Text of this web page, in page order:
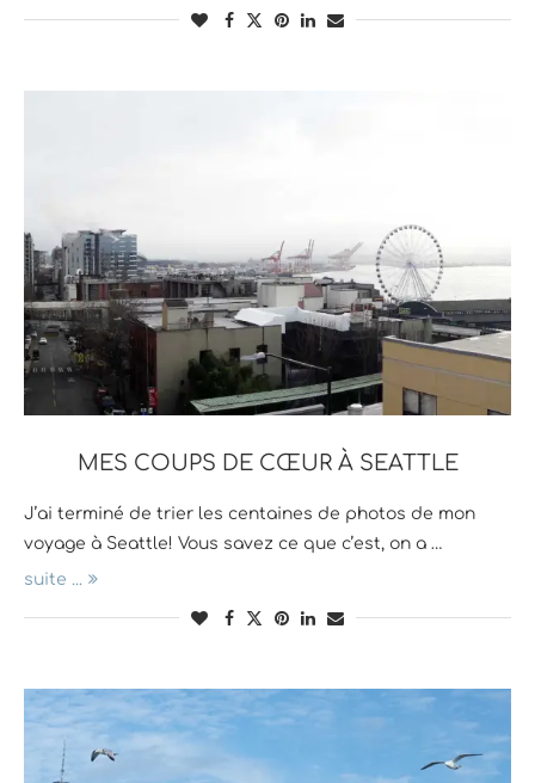
MES COUPS DE CŒUR À SEATTLE
J’ai terminé de trier les centaines de photos de mon
voyage à Seattle! Vous savez ce que c’est, on a …
suite ...